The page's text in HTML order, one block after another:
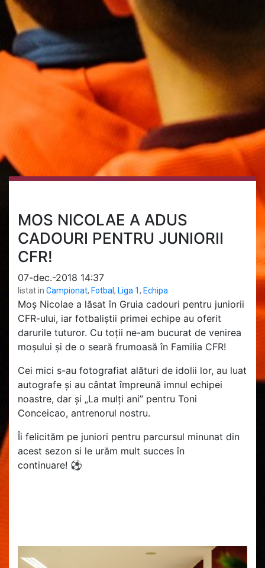
MOS NICOLAE A ADUS
CADOURI PENTRU JUNIORII
CFR!
07-dec.-2018 14:37
listat in Campionat, Fotbal, Liga 1, Echipa
Moș Nicolae a lăsat în Gruia cadouri pentru juniorii
CFR-ului, iar fotbaliștii primei echipe au oferit
darurile tuturor. Cu toții ne-am bucurat de venirea
moșului și de o seară frumoasă în Familia CFR!
Cei mici s-au fotografiat alături de idolii lor, au luat
autografe și au cântat împreună imnul echipei
noastre, dar și „La mulți ani” pentru Toni
Conceicao, antrenorul nostru.
Îi felicităm pe juniori pentru parcursul minunat din
acest sezon si le urăm mult succes în
continuare! ⚽